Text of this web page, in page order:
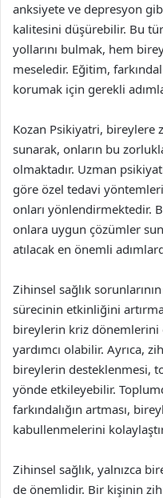
anksiyete ve depresyon
kalitesini düşürebilir. Bu
yollarını bulmak, hem
meseledir. Eğitim,
korumak için gerekli
Kozan Psikiyatri, bireylere
sunarak, onların bu
olmaktadır. Uzman
göre özel tedavi
onları yönlendirmektedir.
onlara uygun çözümler
atılacak en önemli
Zihinsel sağlık
sürecinin etkinliğini
bireylerin kriz dönemlerini
yardımcı olabilir. Ayrıca,
bireylerin desteklenmesi,
yönde etkileyebilir.
farkındalığın artması,
kabullenmelerini
Zihinsel sağlık, yalnızca
de önemlidir. Bir kişinin